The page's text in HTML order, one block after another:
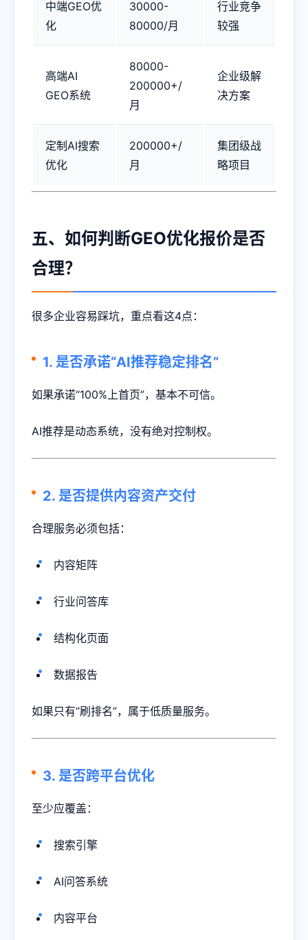
中端GEO优
化
30000-
80000/月
行业竞争
较强
高端AI
GEO系统
80000-
200000+/
月
企业级解
决方案
定制AI搜索
优化
200000+/
月
集团级战
略项目
五、如何判断GEO优化报价是否
合理？
很多企业容易踩坑，重点看这4点：
1. 是否承诺“AI推荐稳定排名”
如果承诺“100%上首页”，基本不可信。
AI推荐是动态系统，没有绝对控制权。
2. 是否提供内容资产交付
合理服务必须包括：
内容矩阵
行业问答库
结构化页面
数据报告
如果只有“刷排名”，属于低质量服务。
3. 是否跨平台优化
至少应覆盖：
搜索引擎
AI问答系统
内容平台